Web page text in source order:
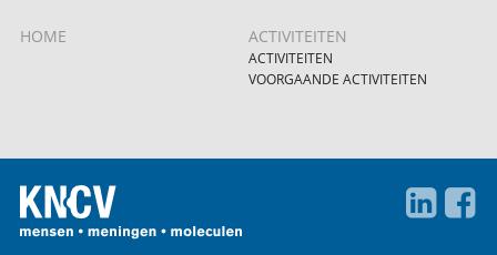
HOME ACTIVITEITEN
ACTIVITEITEN
VOORGAANDE ACTIVITEITEN